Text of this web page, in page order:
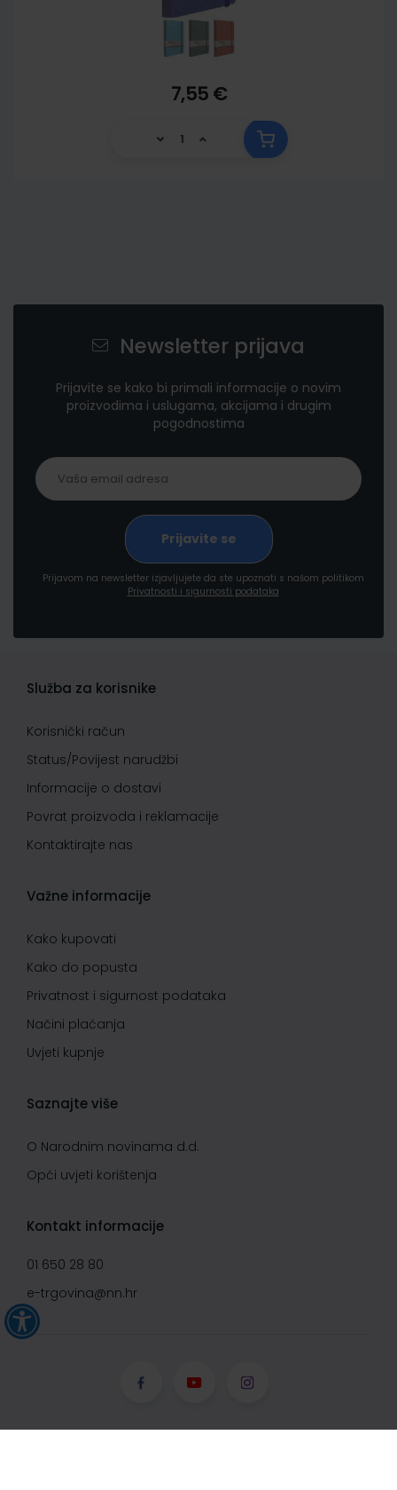
7,55 €
Newsletter prijava
Prijavite se kako bi primali informacije o novim
proizvodima i uslugama, akcijama i drugim
pogodnostima
Prijavom na newsletter izjavljujete da ste upoznati s našom politikom
Privatnosti i sigurnosti podataka
Služba za korisnike
Korisnički račun
Status/Povijest narudžbi
Informacije o dostavi
Povrat proizvoda i reklamacije
Kontaktirajte nas
Važne informacije
Kako kupovati
Kako do popusta
Privatnost i sigurnost podataka
Načini plaćanja
Uvjeti kupnje
Saznajte više
O Narodnim novinama d.d.
Opći uvjeti korištenja
Kontakt informacije
01 650 28 80
e-trgovina@nn.hr